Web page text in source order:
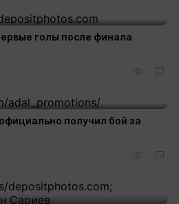
голы после финала
получил бой за